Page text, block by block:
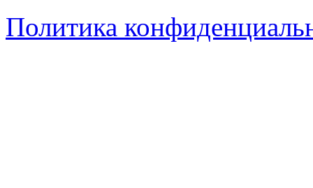
Политика